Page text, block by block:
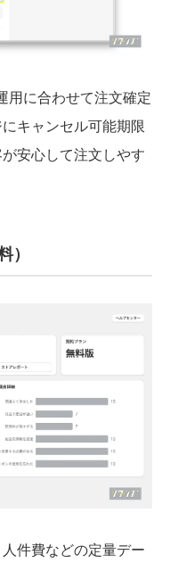
に合わせて注文確定
キャンセル可能期限
安心して注文しやす
）
件費などの定量デー